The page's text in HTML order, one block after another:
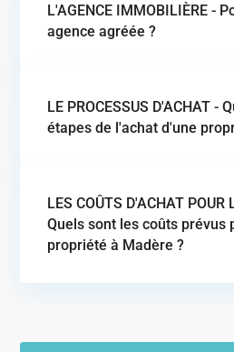
L'AGENCE IMMOBILIÈRE -
agence agréée ?
LE PROCESSUS D'ACHAT -
étapes de l'achat d'une
LES COÛTS D'ACHAT POUR
Quels sont les coûts prévus
propriété à Madère ?